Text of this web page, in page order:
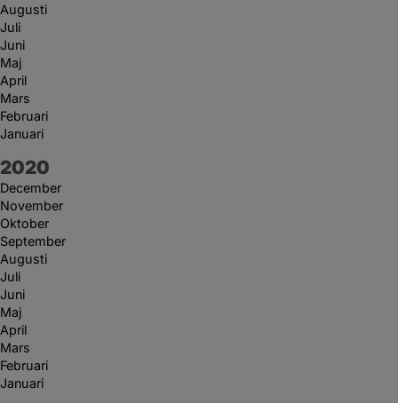
Augusti
Juli
Juni
Maj
April
Mars
Februari
Januari
År:
2020
December
November
Oktober
September
Augusti
Juli
Juni
Maj
April
Mars
Februari
Januari